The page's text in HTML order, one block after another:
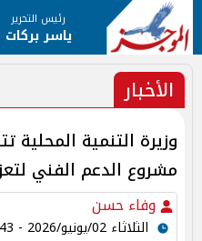
رئيس التحرير
ياسر بركات
الأخبار
وزيرة التنمية المحلية
مشروع الدعم الفني
وفاء حسن
الثلاثاء 02/يونيو/2026 - 07:43 م